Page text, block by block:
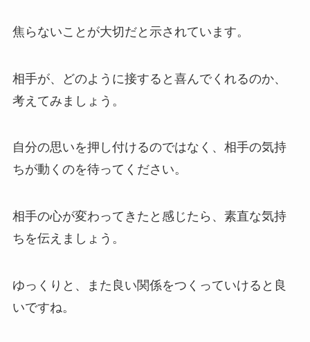
焦らないことが大切だと示されています。
相手が、どのように接すると喜んでくれるのか、
考えてみましょう。
自分の思いを押し付けるのではなく、相手の気持
ちが動くのを待ってください。
相手の心が変わってきたと感じたら、素直な気持
ちを伝えましょう。
ゆっくりと、また良い関係をつくっていけると良
いですね。